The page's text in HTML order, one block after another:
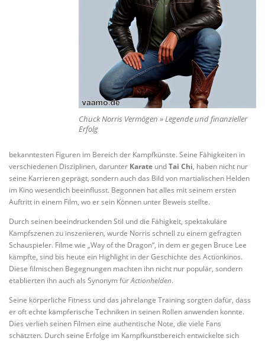
Chuck Norris Vermögen » Legende und finanzieller
Erfolg
bekanntesten Figuren im Bereich der Kampfkünste. Seine Fähigkeiten in
verschiedenen Disziplinen, darunter Karate undTai Chi, haben nicht nur
seine Karrieren geprägt, sondern auch das Bild von martialischen Helden
im Kino wesentlich beeinflusst. Begonnen hat alles mit seinem ersten
Auftritt in einem Film, wo er sein Können unter Beweis stellte.
Durch seinen beeindruckenden Stil und die Fähigkeit, spektakuläre
Kampfszenen zu inszenieren, wurde Norris schnell zu einem gefragten
Schauspieler. Filme wie „Way of the Dragon“, in dem er gegen Bruce Lee
kämpfte, sind bis heute ein Highlight in der Geschichte des Actionkinos.
Diese filmischen Begegnungen machten ihn nicht nur populär, sondern
etablierten ihn auch als Synonym fürActionhelden.
Seine körperliche Fitness und das jahrelange Training sorgten dafür, dass
er oft echte kämpferische Techniken in seinen Rollen anwenden konnte.
Dies verlieh seinen Filmen eine authentische Note, die viele Fans
schätzten. Durch seine Erfolge im Kampfkunstbereich entwickelte sich